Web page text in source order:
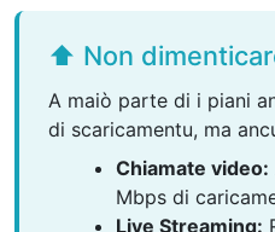
⬆️ Non
A maiò parte di i piani
di scaricamentu, ma
Chiamate video:
Mbps di
Live Streaming: